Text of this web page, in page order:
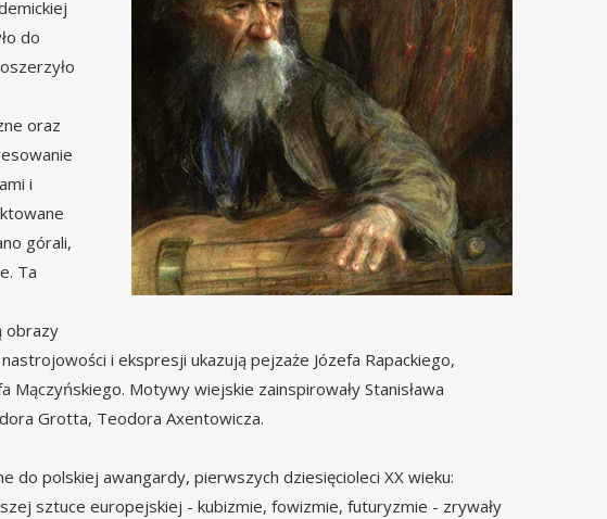
do
oraz
i
górali,
Ta
obrazy
i ekspresji ukazują pejzaże Józefa Rapackiego,
Motywy wiejskie zainspirowały Stanisława
Grotta, Teodora Axentowicza.
polskiej awangardy, pierwszych dziesięcioleci XX wieku:
sztuce europejskiej - kubizmie, fowizmie, futuryzmie - zrywały